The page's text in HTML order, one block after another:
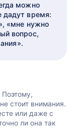
можно
дадут время:
«мне нужно
вопрос,
стоит внимания.
или даже с
ли она так